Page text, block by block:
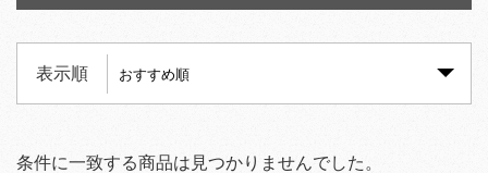
表示順
条件に一致する商品は見つかりませんでした。